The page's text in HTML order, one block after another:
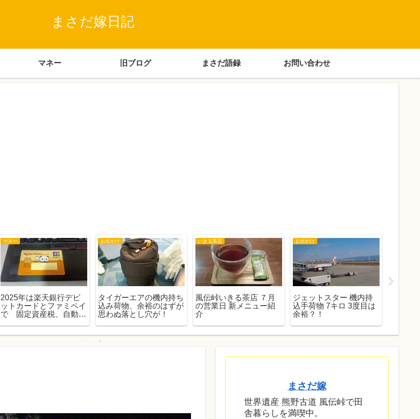
まさだ嫁日記
マネー 旧ブログ まさだ語録 お問い合わせ
マネー
2025年は楽天銀行デビ
ットカードとファミペイ
で 固定資産税、自動車
お出かけ
タイガーエアの機内持ち
込み荷物、余裕のはずが
思わぬ落とし穴が！
いきる茶店
風伝峠いきる茶店 ７月
の営業日 新メニュー紹
介
お出かけ
ジェットスター 機内持
込手荷物 7キロ 3度目は
余裕？！
まさだ嫁
世界遺産 熊野古道 風伝峠で田
舎暮らしを満喫中。